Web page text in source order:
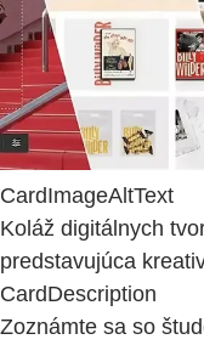
CardImageAltText
Koláž digitálnych
predstavujúca
CardDescription
Zoznámte sa so